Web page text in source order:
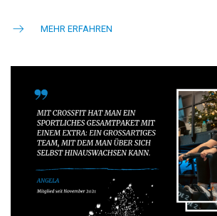
MEHR ERFAHREN